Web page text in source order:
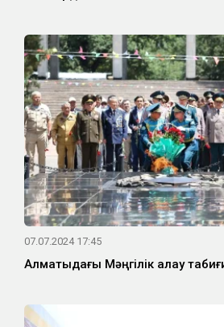
07.07.2024 17:45
Алматыдағы Мәңгілік алау